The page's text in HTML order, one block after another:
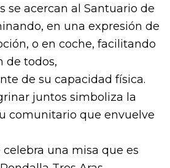
se acercan al Santuario de
en una expresión de
o en coche, facilitando
de todos,
de su capacidad física.
juntos simboliza la
comunitario que envuelve
celebra una misa que es